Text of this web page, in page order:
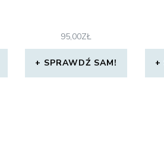
95,00ZŁ
SPRAWDŹ SAM!